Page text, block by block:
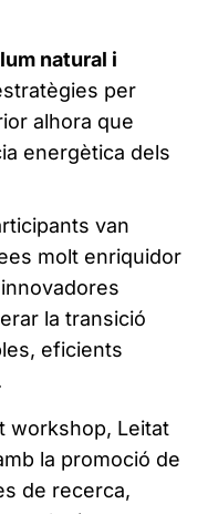
natural i
per
alhora que
energètica dels
van
molt enriquidor
la transició
eficients
workshop, Leitat
la promoció de
de recerca,